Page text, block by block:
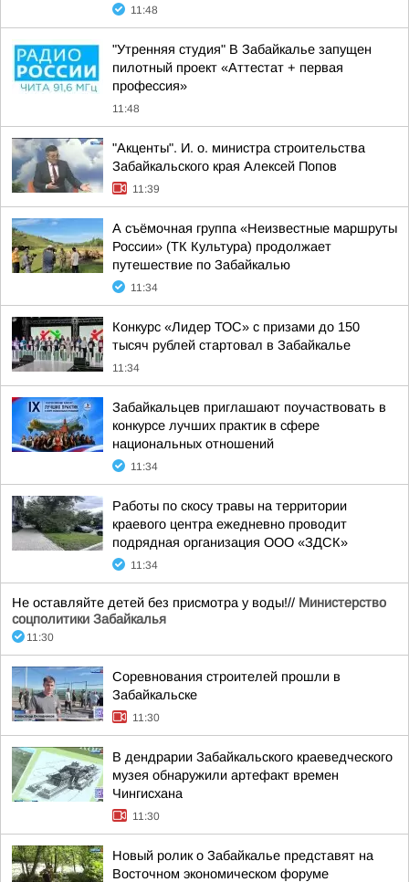
11:48
"Утренняя студия" В Забайкалье запущен
пилотный проект «Аттестат + первая
профессия»
11:48
"Акценты". И. о. министра строительства
Забайкальского края Алексей Попов
11:39
А съёмочная группа «Неизвестные маршруты
России» (ТК Культура) продолжает
путешествие по Забайкалью
11:34
Конкурс «Лидер ТОС» с призами до 150
тысяч рублей стартовал в Забайкалье
11:34
Забайкальцев приглашают поучаствовать в
конкурсе лучших практик в сфере
национальных отношений
11:34
Работы по скосу травы на территории
краевого центра ежедневно проводит
подрядная организация ООО «ЗДСК»
11:34
Не оставляйте детей без присмотра у воды!// Министерство
соцполитики Забайкалья
11:30
Соревнования строителей прошли в
Забайкальске
11:30
В дендрарии Забайкальского краеведческого
музея обнаружили артефакт времен
Чингисхана
11:30
Новый ролик о Забайкалье представят на
Восточном экономическом форуме